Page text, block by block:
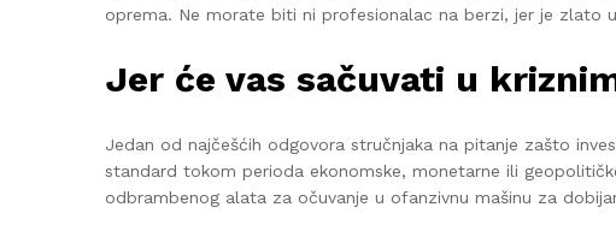
oprema. Ne morate biti ni profesionalac na berzi, jer je zlato
Jer će vas sačuvati u
Jedan od najčešćih odgovora stručnjaka na pitanje zašto
standard tokom perioda ekonomske, monetarne ili
odbrambenog alata za očuvanje u ofanzivnu mašinu za